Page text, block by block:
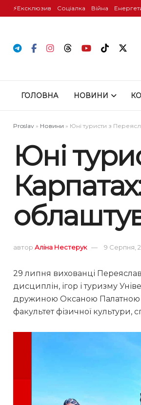
⚡️Ексклюзив Соціалка Війна
ГОЛОВНА НОВИНИ
Proslav » Новини » Юні туристи з
Юні
автор Аліна Нестерук 9 Серпня,
29 липня вихованці
дисциплін, ігор і туризму
дружиною Оксаною Палатною
факультет фізичної культури,